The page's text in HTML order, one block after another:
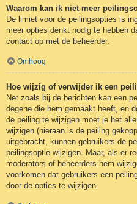
Waarom kan ik niet meer
De limiet voor de peilingsopties is
meer opties denkt nodig te hebben
contact op met de beheerder.
Omhoog
Hoe wijzig of verwijder ik een
Net zoals bij de berichten kan een
degene die hem gemaakt heeft, en
de peiling te wijzigen moet je het
wijzigen (hieraan is de peiling
uitgebracht, kunnen gebruikers de
peilingsoptie wijzigen. Maar, als er
moderators of beheerders hem
voorkomen dat gebruikers een
door de opties te wijzigen.